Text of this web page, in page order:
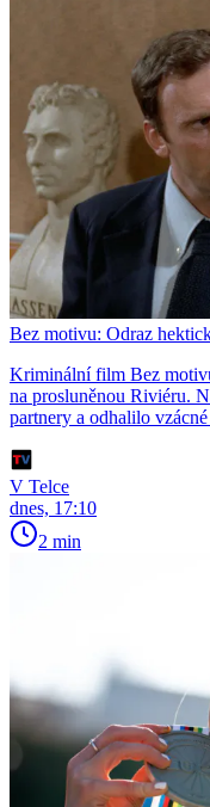
Bez motivu: Odraz
Kriminální film Bez
na prosluněnou Riviéru.
partnery a odhalilo
V Telce
dnes, 17:10
2 min